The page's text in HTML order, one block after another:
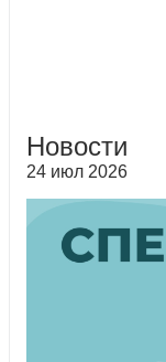
Новости
24 июл 2026